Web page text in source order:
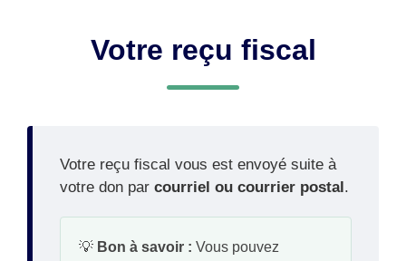
Votre reçu fiscal
Votre reçu fiscal vous est envoyé suite à
votre don par courriel ou courrier postal.
💡 Bon à savoir : Vous pouvez